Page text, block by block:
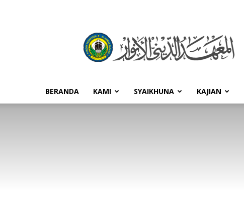
Pondok
BERANDA KAMI SYAIKHUNA KAJIAN